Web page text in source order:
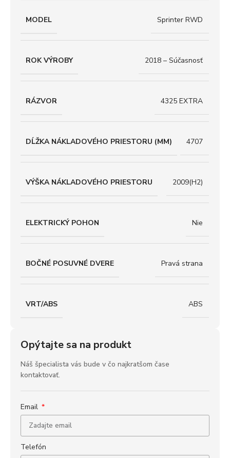
MODEL Sprinter RWD
ROK VÝROBY 2018 – Súčasnosť
RÁZVOR 4325 EXTRA
DĹŽKA NÁKLADOVÉHO PRIESTORU (MM) 4707
VÝŠKA NÁKLADOVÉHO PRIESTORU 2009(H2)
ELEKTRICKÝ POHON Nie
BOČNÉ POSUVNÉ DVERE Pravá strana
VRT/ABS ABS
Opýtajte sa na produkt
Náš špecialista vás bude v čo najkratšom čase
kontaktovať.
Email
Telefón